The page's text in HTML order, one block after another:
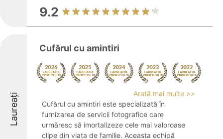
9.2
Laureați
Cufărul cu amintiri
Arată mai multe >>
Cufărul cu amintiri este specializată în
furnizarea de servicii fotografice care
urmăresc să imortalizeze cele mai valoroase
clipe din viața de familie. Aceasta echipă